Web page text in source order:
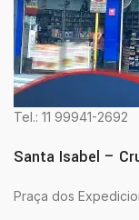
Tel.: 11 99941-2692
Santa Isabel –
Praça dos